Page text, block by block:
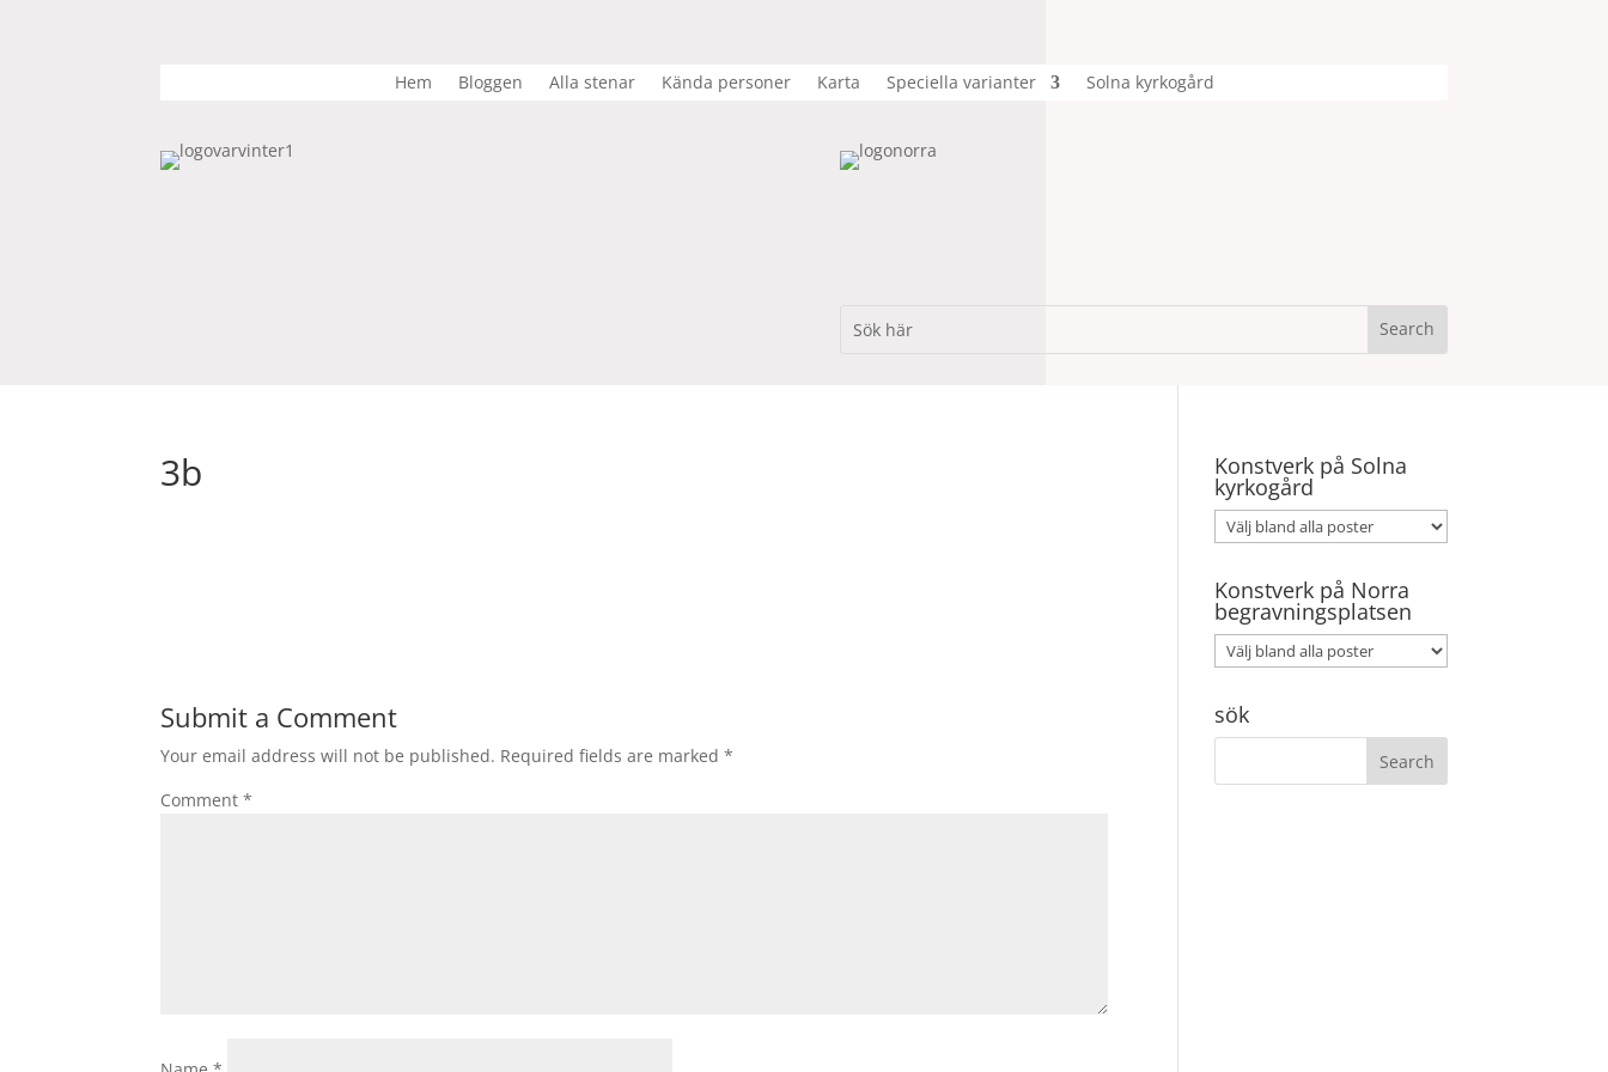
Hem Bloggen Alla stenar Kända personer Karta Speciella varianter Solna kyrkogård
3b
Submit a Comment
Your email address will not be published. Required fields are marked*
Comment*
Konstverk på Solna
kyrkogård
Konstverk på Norra
begravningsplatsen
sök